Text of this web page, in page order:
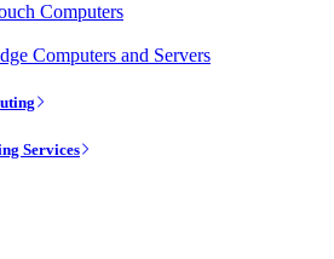
Computers
Computers and Servers
Services